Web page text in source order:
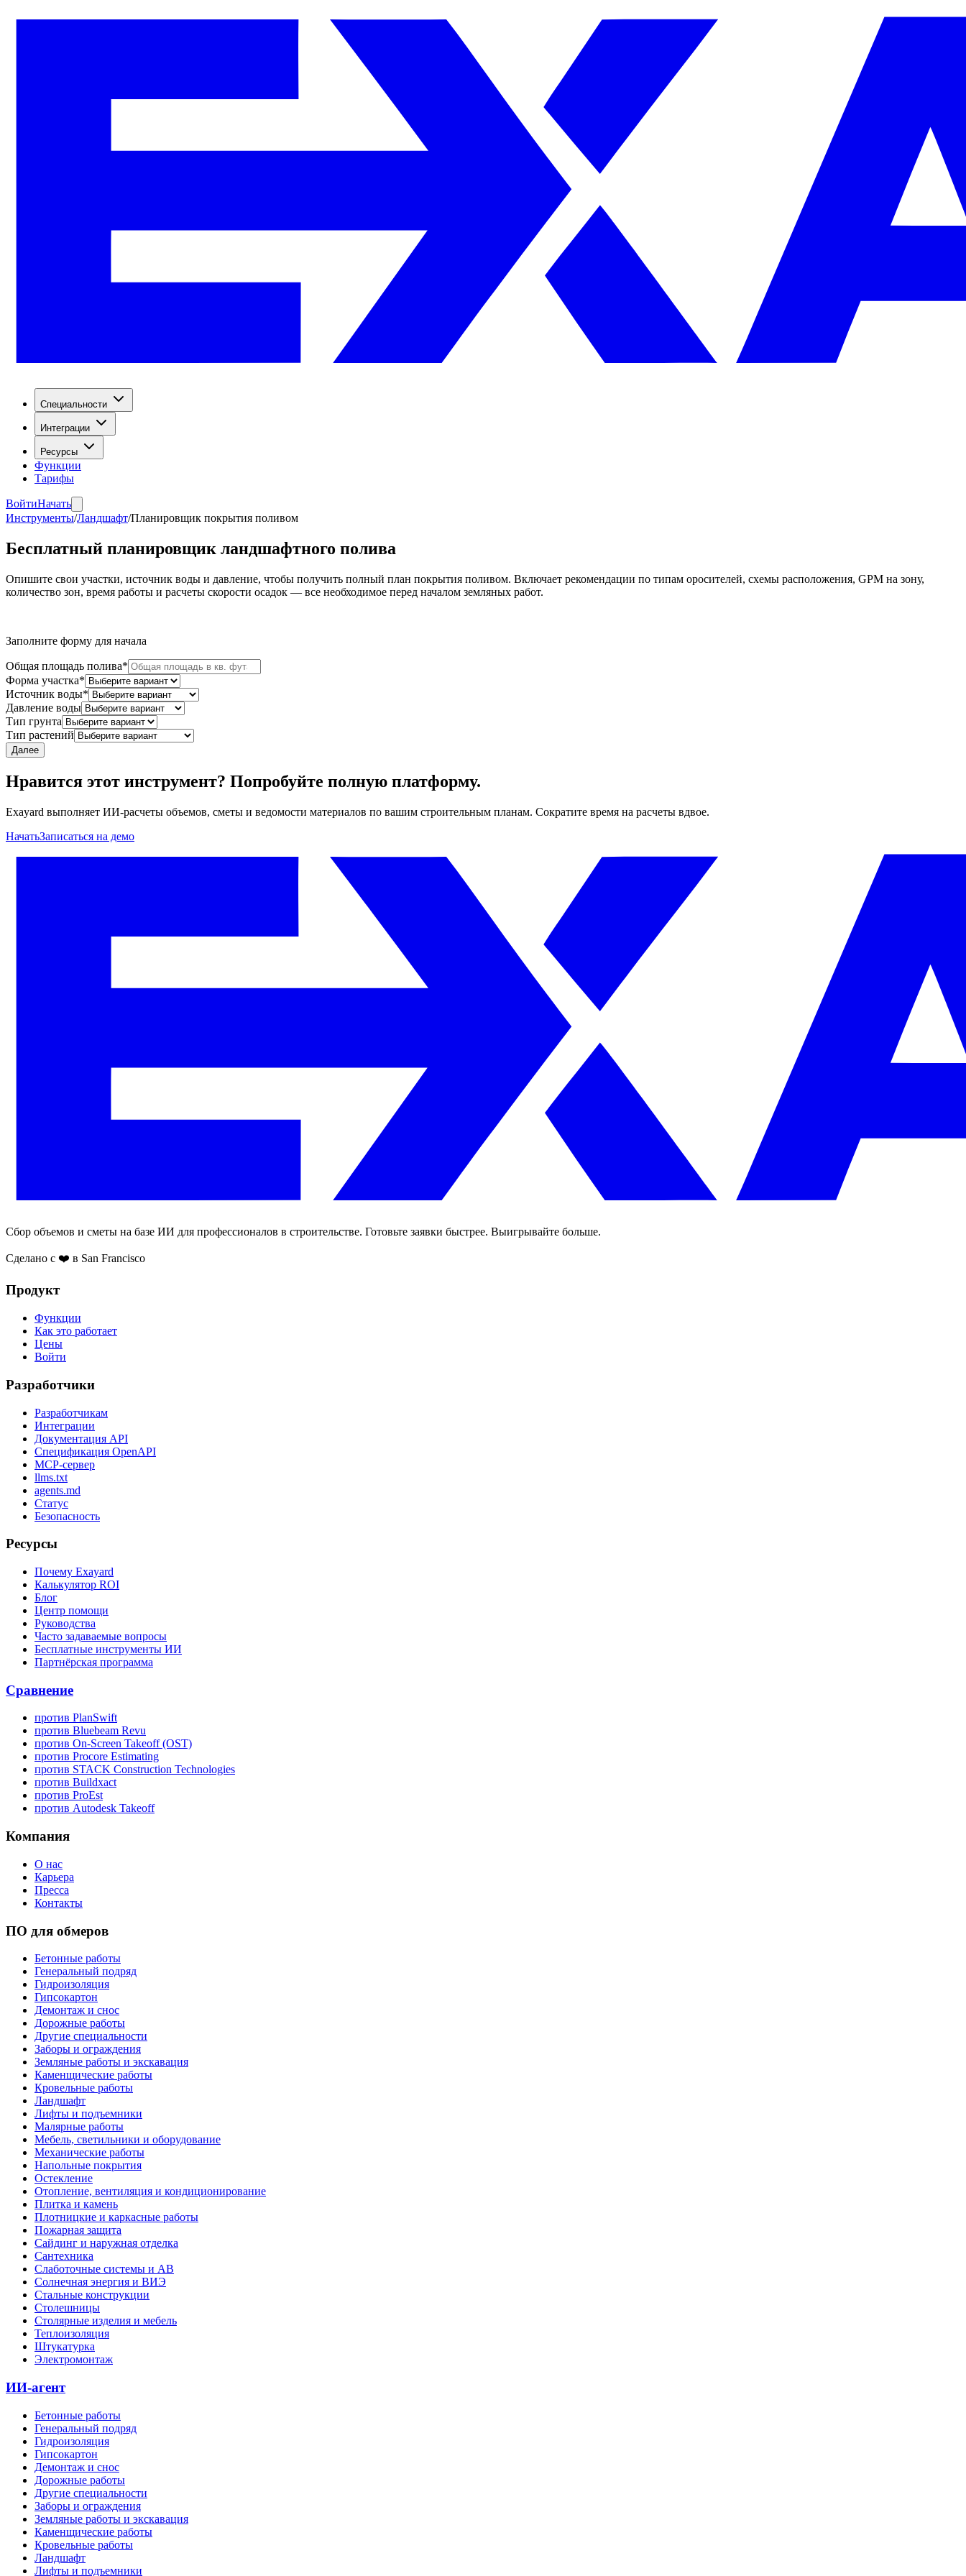
Специальности
Интеграции
Ресурсы
Функции
Тарифы
ВойтиНачать
Инструменты/Ландшафт/Планировщик покрытия поливом
Бесплатный планировщик ландшафтного полива
Опишите свои участки, источник воды и давление, чтобы получить полный план покрытия поливом. Включает рекомендации по типам оросителей, схемы расположения, GPM на зону,
количество зон, время работы и расчеты скорости осадок — все необходимое перед началом земляных работ.
Заполните форму для начала
Общая площадь полива*
Форма участка*
Источник воды*
Давление воды
Тип грунта
Тип растений
Далее
Нравится этот инструмент? Попробуйте полную платформу.
Exayard выполняет ИИ-расчеты объемов, сметы и ведомости материалов по вашим строительным планам. Сократите время на расчеты вдвое.
НачатьЗаписаться на демо
Сбор объемов и сметы на базе ИИ для профессионалов в строительстве. Готовьте заявки быстрее. Выигрывайте больше.
Сделано с ❤️ в San Francisco
Продукт
Функции
Как это работает
Цены
Войти
Разработчики
Разработчикам
Интеграции
Документация API
Спецификация OpenAPI
MCP-сервер
llms.txt
agents.md
Статус
Безопасность
Ресурсы
Почему Exayard
Калькулятор ROI
Блог
Центр помощи
Руководства
Часто задаваемые вопросы
Бесплатные инструменты ИИ
Партнёрская программа
Сравнение
против PlanSwift
против Bluebeam Revu
против On-Screen Takeoff (OST)
против Procore Estimating
против STACK Construction Technologies
против Buildxact
против ProEst
против Autodesk Takeoff
Компания
О нас
Карьера
Пресса
Контакты
ПО для обмеров
Бетонные работы
Генеральный подряд
Гидроизоляция
Гипсокартон
Демонтаж и снос
Дорожные работы
Другие специальности
Заборы и ограждения
Земляные работы и экскавация
Каменщические работы
Кровельные работы
Ландшафт
Лифты и подъемники
Малярные работы
Мебель, светильники и оборудование
Механические работы
Напольные покрытия
Остекление
Отопление, вентиляция и кондиционирование
Плитка и камень
Плотницкие и каркасные работы
Пожарная защита
Сайдинг и наружная отделка
Сантехника
Слаботочные системы и АВ
Солнечная энергия и ВИЭ
Стальные конструкции
Столешницы
Столярные изделия и мебель
Теплоизоляция
Штукатурка
Электромонтаж
ИИ-агент
Бетонные работы
Генеральный подряд
Гидроизоляция
Гипсокартон
Демонтаж и снос
Дорожные работы
Другие специальности
Заборы и ограждения
Земляные работы и экскавация
Каменщические работы
Кровельные работы
Ландшафт
Лифты и подъемники